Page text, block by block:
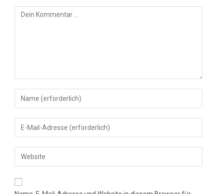
Kommentar
Gib
deinen
Namen
oder
zum
Kommentieren
ein
Gib
deine
E-
Mail-
zum
Gib
deine
Website-